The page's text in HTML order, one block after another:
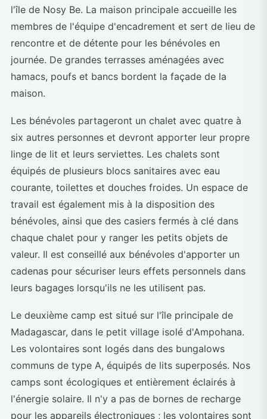
l'île de Nosy Be. La maison principale accueille les
membres de l'équipe d'encadrement et sert de lieu de
rencontre et de détente pour les bénévoles en
journée. De grandes terrasses aménagées avec
hamacs, poufs et bancs bordent la façade de la
maison.
Les bénévoles partageront un chalet avec quatre à
six autres personnes et devront apporter leur propre
linge de lit et leurs serviettes. Les chalets sont
équipés de plusieurs blocs sanitaires avec eau
courante, toilettes et douches froides. Un espace de
travail est également mis à la disposition des
bénévoles, ainsi que des casiers fermés à clé dans
chaque chalet pour y ranger les petits objets de
valeur. Il est conseillé aux bénévoles d'apporter un
cadenas pour sécuriser leurs effets personnels dans
leurs bagages lorsqu'ils ne les utilisent pas.
Le deuxième camp est situé sur l'île principale de
Madagascar, dans le petit village isolé d'Ampohana.
Les volontaires sont logés dans des bungalows
communs de type A, équipés de lits superposés. Nos
camps sont écologiques et entièrement éclairés à
l'énergie solaire. Il n'y a pas de bornes de recharge
pour les appareils électroniques ; les volontaires sont